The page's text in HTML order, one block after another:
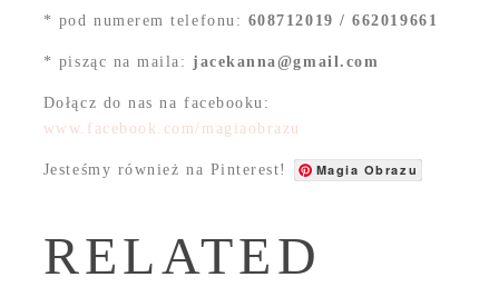
* pod numerem telefonu: 608712019 / 662019661
* pisząc na maila:jacekanna@gmail.com
Dołącz do nas na facebooku:
www.facebook.com/magiaobrazu
Jesteśmy również na Pinterest! Magia Obrazu
RELATED